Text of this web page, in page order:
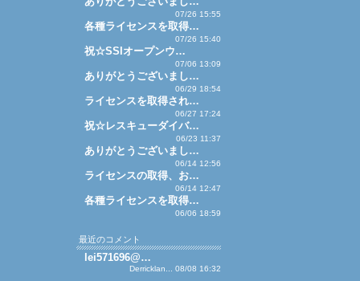
07/26 15:55
各種ライセンスを取得…
07/26 15:40
祝☆SSIオープンウ…
07/06 13:09
ありがとうございまし…
06/29 18:54
ライセンスを取得され…
06/27 17:24
祝☆レスキューダイバ…
06/23 11:37
ありがとうございまし…
06/14 12:56
ライセンスの取得、お…
06/14 12:47
各種ライセンスを取得…
06/06 18:59
最近のコメント
lei571696@…
Derricklan... 08/08 16:32